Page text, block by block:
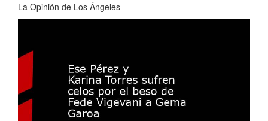
La Opinión de Los Ángeles